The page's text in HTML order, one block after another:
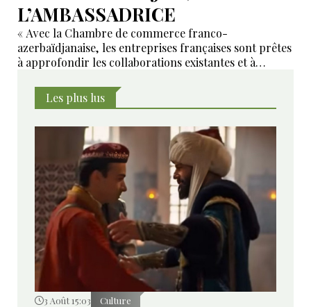
L’AMBASSADRICE
« Avec la Chambre de commerce franco-
azerbaïdjanaise, les entreprises françaises sont prêtes
à approfondir les collaborations existantes et à
Les plus lus
3 Août 15:03 Culture